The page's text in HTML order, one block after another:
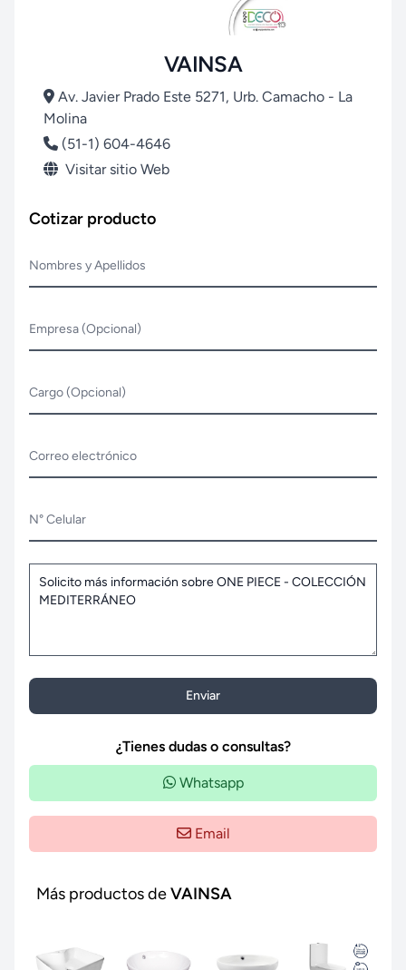
VAINSA
Av. Javier Prado Este 5271, Urb. Camacho - La
Molina
(51-1) 604-4646
Visitar sitio Web
Cotizar producto
Nombres y Apellidos
Empresa (Opcional)
Cargo (Opcional)
Correo electrónico
N° Celular
Enviar
¿Tienes dudas o consultas?
Whatsapp
Email
Más productos deVAINSA